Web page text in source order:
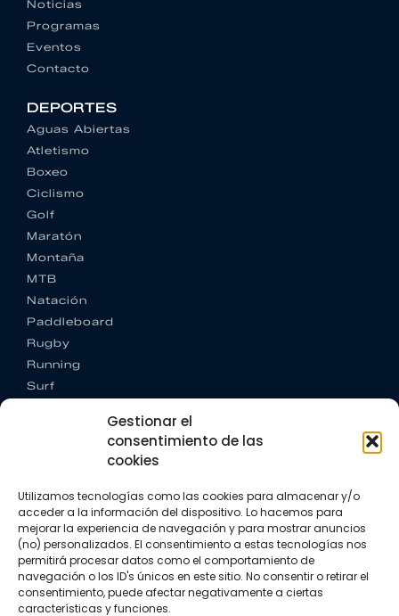
Gestionar el
consentimiento de las
cookies
Utilizamos tecnologías como las cookies para almacenar y/o
acceder a la información del dispositivo. Lo hacemos para
mejorar la experiencia de navegación y para mostrar anuncios
(no) personalizados. El consentimiento a estas tecnologías nos
permitirá procesar datos como el comportamiento de
navegación o los ID's únicos en este sitio. No consentir o retirar el
consentimiento, puede afectar negativamente a ciertas
características y funciones.
Noticias
Programas
Eventos
Contacto
DEPORTES
Aguas Abiertas
Atletismo
Boxeo
Ciclismo
Golf
Maratón
Montaña
MTB
Natación
Paddleboard
Rugby
Running
Surf
CONTACTO
+34 662 342 177
info@vkssport.com
SÍGUENOS